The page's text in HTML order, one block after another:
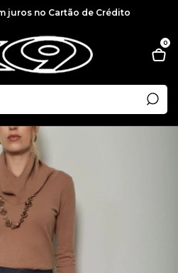
juros no Cartão de Crédito
0